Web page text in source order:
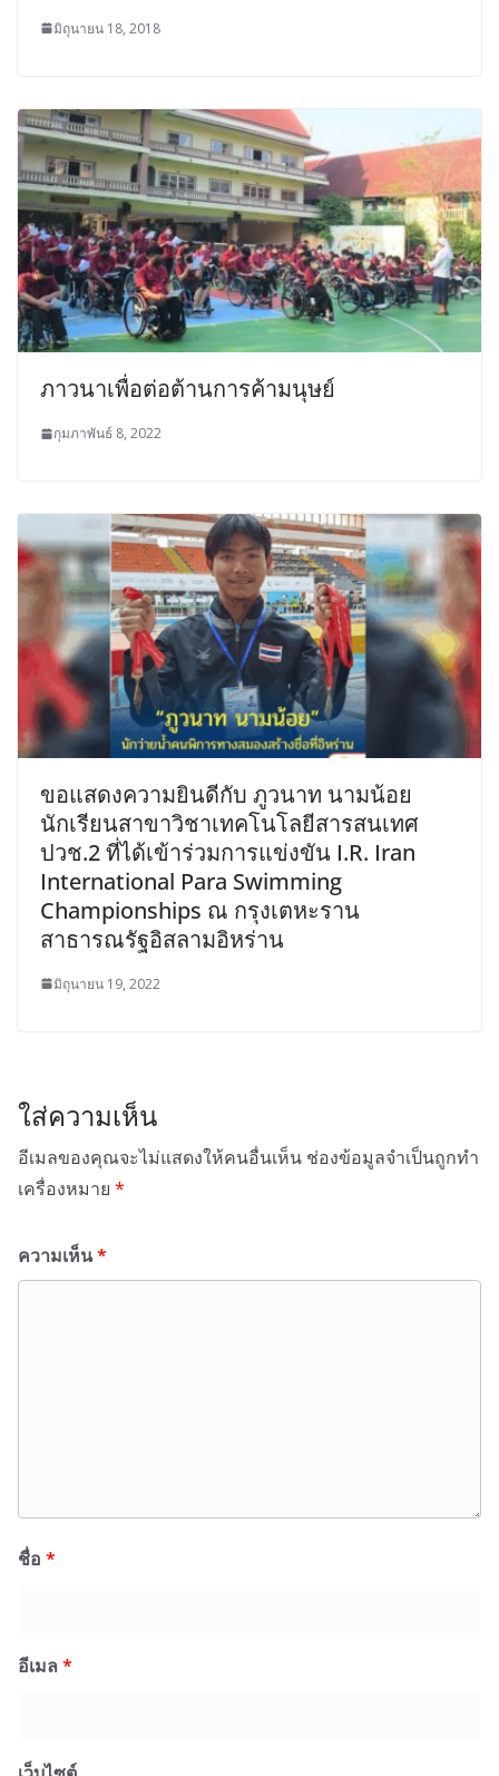
มิถุนายน 18, 2018
ภาวนาเพื่อต่อต้านการค้ามนุษย์
กุมภาพันธ์ 8, 2022
ขอแสดงความยินดีกับ ภูวนาท นามน้อย
นักเรียนสาขาวิชาเทคโนโลยีสารสนเทศ
ปวช.2 ที่ได้เข้าร่วมการแข่งขัน I.R. Iran
International Para Swimming
Championships ณ กรุงเตหะราน
สาธารณรัฐอิสลามอิหร่าน
มิถุนายน 19, 2022
ใส่ความเห็น
อีเมลของคุณจะไม่แสดงให้คนอื่นเห็น ช่องข้อมูลจำเป็นถูกทำ
เครื่องหมาย *
ความเห็น*
ชื่อ *
อีเมล *